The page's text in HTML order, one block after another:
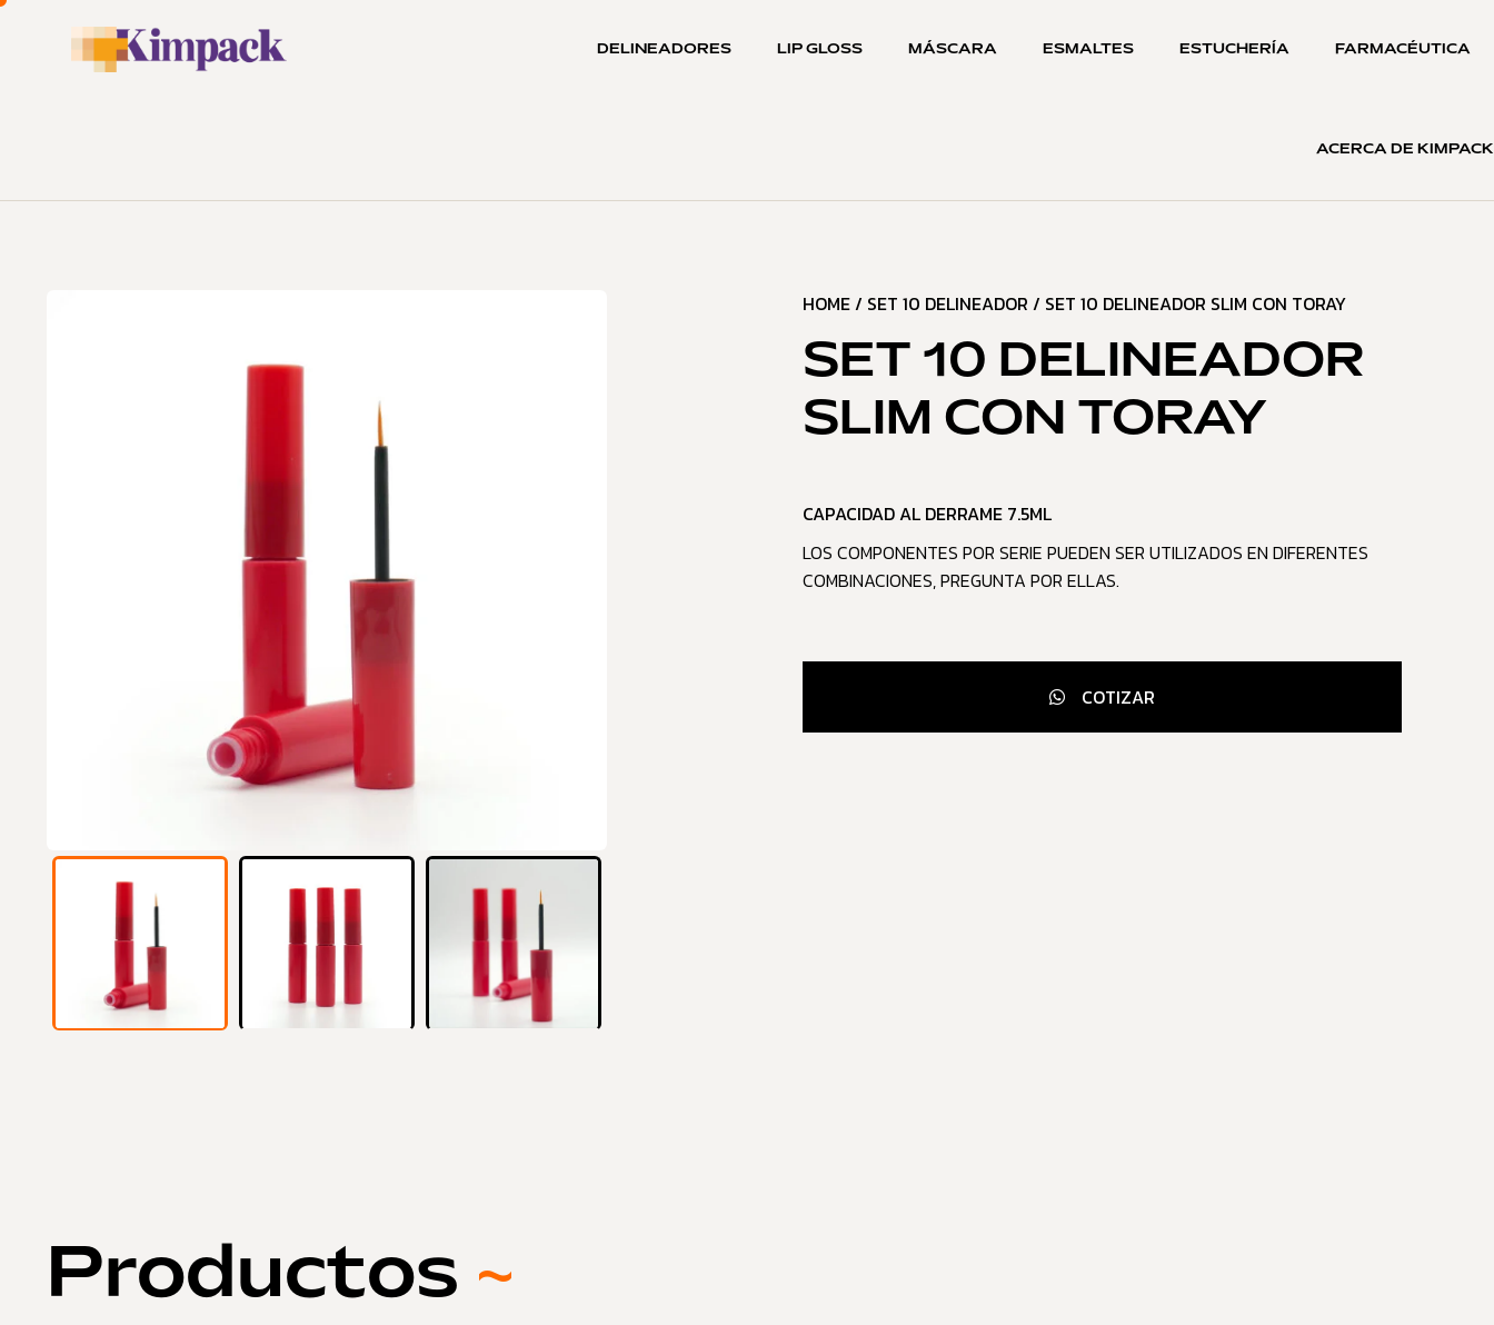
DELINEADORES LIP GLOSS MÁSCARA ESMALTES ESTUCHERÍA FARMACÉUTICA
ACERCA DE KIMPACK
HOME/ SET 10 DELINEADOR / SET 10 DELINEADOR SLIM CON TORAY
SET 10 DELINEADOR
SLIM CON TORAY
CAPACIDAD AL DERRAME 7.5ML
LOS COMPONENTES POR SERIE PUEDEN SER UTILIZADOS EN DIFERENTES
COMBINACIONES, PREGUNTA POR ELLAS.
COTIZAR
Productos ~